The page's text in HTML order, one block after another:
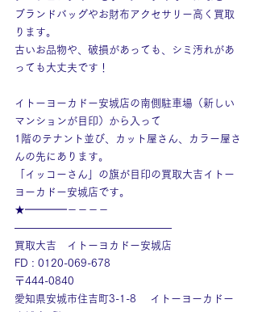
ブランドバッグやお財布アクセサリー高く買取
ります。
古いお品物や、破損があっても、シミ汚れがあ
っても大丈夫です！
イトーヨーカドー安城店の南側駐車場（新しい
マンションが目印）から入って
1階のテナント並び、カット屋さん、カラー屋さ
んの先にあります。
「イッコーさん」の旗が目印の買取大吉イトー
ヨーカドー安城店です。
★━━━━－－－－
———————————————
買取大吉　イトーヨカドー安城店
FD : 0120-069-678
〒444-0840
愛知県安城市住吉町3-1-8　 イトーヨーカドー